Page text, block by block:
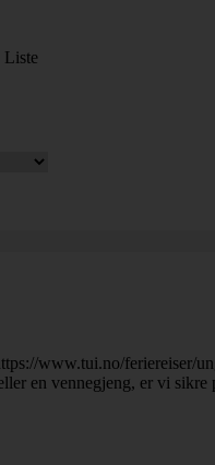
Liste
www.tui.no/feriereiser/
en vennegjeng, er vi